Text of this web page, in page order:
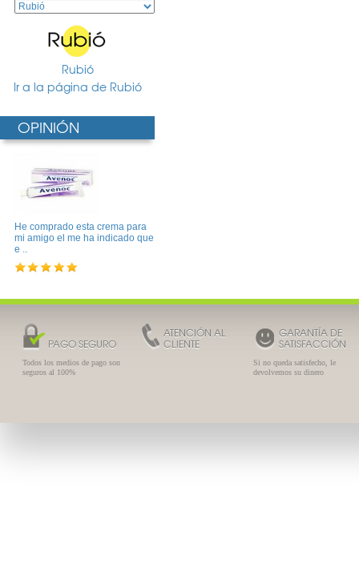
Rubió
Ir a la página de Rubió
OPINIÓN
He comprado esta crema para
mi amigo el me ha indicado que
e ..
PAGO SEGURO
Todos los medios de pago son
seguros al 100%
ATENCIÓN AL
CLIENTE
GARANTÍA DE
SATISFACCIÓN
Si no queda satisfecho, le
devolvemos su dinero